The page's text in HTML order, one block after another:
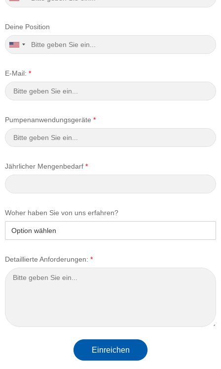
Deine Position
E-Mail: *
Pumpenanwendungsgeräte *
Jährlicher Mengenbedarf *
Woher haben Sie von uns erfahren?
Detaillierte Anforderungen: *
Einreichen